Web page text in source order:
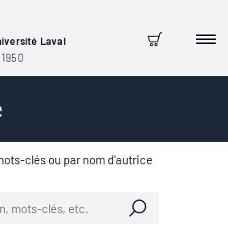
Laval
Panier
clés ou par nom d'autrice